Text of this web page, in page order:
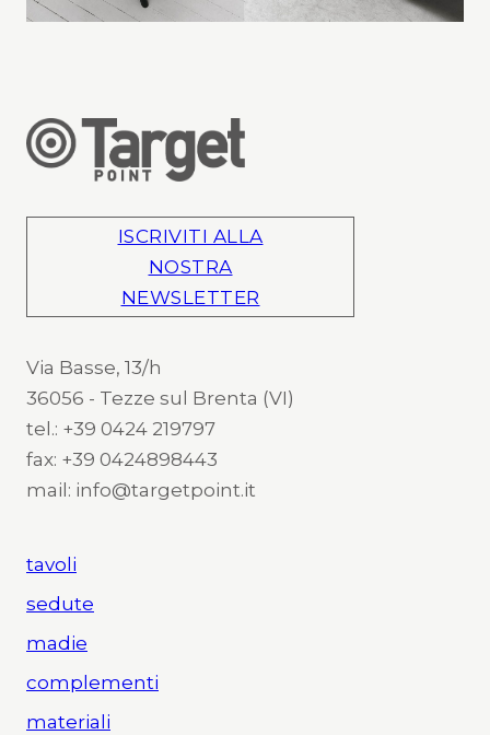
ISCRIVITI ALLA
NOSTRA
NEWSLETTER
Via Basse, 13/h
36056 - Tezze sul Brenta (VI)
tel.: +39 0424 219797
fax: +39 0424898443
mail: info@targetpoint.it
tavoli
sedute
madie
complementi
materiali